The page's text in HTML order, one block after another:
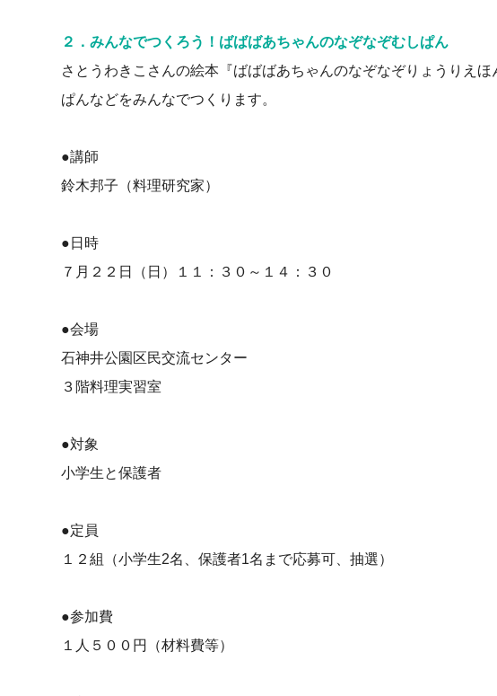
２．みんなでつくろう！ばばばあちゃんのなぞなぞむしぱん
さとうわきこさんの絵本『ばばばあちゃんのなぞなぞりょうりえ
ぱんなどをみんなでつくります。
●講師
鈴木邦子（料理研究家）
●日時
７月２２日（日）１１：３０～１４：３０
●会場
石神井公園区民交流センター
３階料理実習室
●対象
小学生と保護者
●定員
１２組（小学生2名、保護者1名まで応募可、抽選）
●参加費
１人５００円（材料費等）